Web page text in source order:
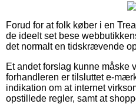
Forud for at folk køber i en
de ideelt set bese
det normalt en tidskrævende
Et andet forslag kunne måske
forhandleren er tilsluttet e-
indikation om at internet
opstillede regler, samt at